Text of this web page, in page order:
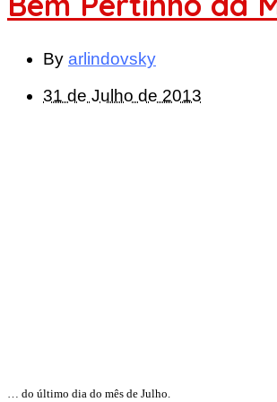
By arlindovsky
31 de Julho de 2013
… do último dia do mês de Julho.